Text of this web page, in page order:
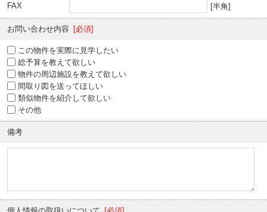
FAX [半角]
お問い合わせ内容 [必須]
この物件を実際に見学したい
総予算を教えて欲しい
物件の周辺施設を教えて欲しい
間取り図を送ってほしい
類似物件を紹介して欲しい
その他
備考